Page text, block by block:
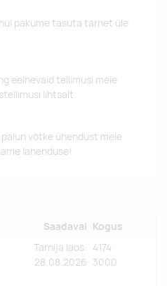
pakume tasuta tarnet üle
eelnevaid tellimusi meie
lihtsalt.
võtke ühendust meie
lahenduse!
Saadaval Kogus
Tarnija laos:
28.08.2026
4174
3000